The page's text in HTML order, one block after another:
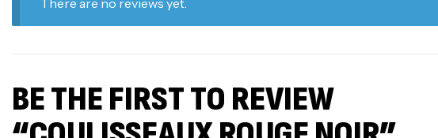
BE THE FIRST TO REVIEW